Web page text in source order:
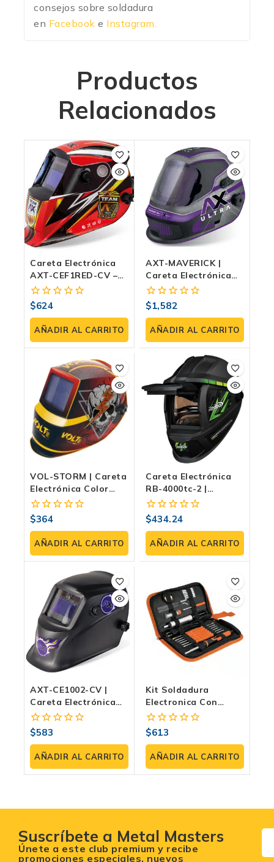
consejos sobre soldadura
en Facebook e Instagram.
Productos
Relacionados
Careta Electrónica
AXT-CEF1RED-CV –
Sombra Variable,
Visión A Color,
Protección UV/IR
Para TIG Y MIG
0
fuera
de
5
$624
AÑADIR AL CARRITO
AXT-MAVERICK |
Careta Electrónica
De Sombra Variable
DIN 4–8 / 9–14, 5
Sensores, Memoria Y
Modo Esmeril
0
fuera
de
5
$1,582
AÑADIR AL CARRITO
VOL-STORM | Careta
Electrónica Color
Visión DIN 9–13, 2
Sensores Y Modo
Esmeril Para
Soldador Profesional
0
fuera
de
5
$364
AÑADIR AL CARRITO
Careta Electrónica
RB-4000tc-2 |
Autooscurecimiento
DIN 9–13, Celda Solar
Y Visión 93×43 Mm
0
fuera
de
5
$434.24
AÑADIR AL CARRITO
AXT-CE1002-CV |
Careta Electrónica
Auto-Oscurecible
Con Arnés De
Matraca,
Sensibilidad
Ajustable Y Modo
Esmeril
0
fuera
de
5
$583
AÑADIR AL CARRITO
Kit Soldadura
Electronica Con
Cautín Regulable De
25W – Truper CAU-
25ERK
0
fuera
de
5
$613
AÑADIR AL CARRITO
Suscríbete a Metal Masters
Únete a este club premium y recibe
promociones especiales, nuevos